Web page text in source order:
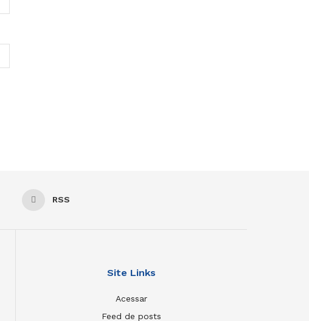
RSS
Site Links
Acessar
Feed de posts